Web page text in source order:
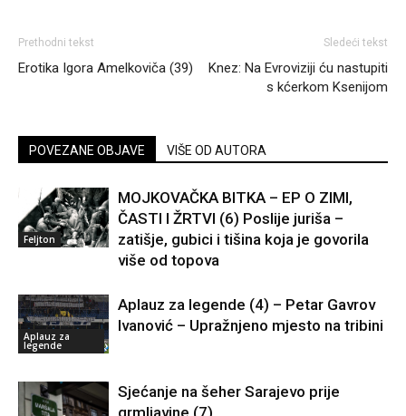
Prethodni tekst
Erotika Igora Amelkoviča (39)
Sledeći tekst
Knez: Na Evroviziji ću nastupiti
s kćerkom Ksenijom
POVEZANE OBJAVE VIŠE OD AUTORA
Feljton
MOJKOVAČKA BITKA – EP O ZIMI,
ČASTI I ŽRTVI (6) Poslije juriša –
zatišje, gubici i tišina koja je govorila
više od topova
Aplauz za
legende
Aplauz za legende (4) – Petar Gavrov
Ivanović – Upražnjeno mjesto na tribini
Sjećanje na šeher Sarajevo prije
grmljavine (7)